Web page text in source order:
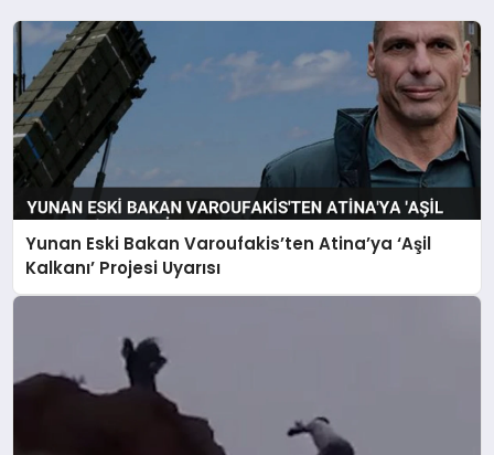
Yunan Eski Bakan Varoufakis’ten Atina’ya ‘Aşil
Kalkanı’ Projesi Uyarısı